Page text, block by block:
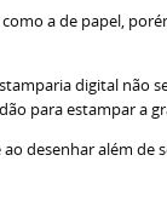
a de papel,
digital não
para estampar a
desenhar além